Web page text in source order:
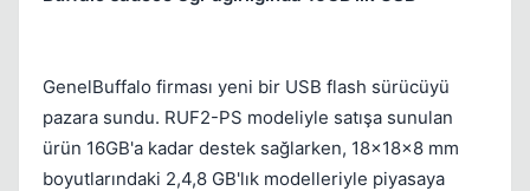
GenelBuffalo firması yeni bir USB flash sürücüyü
pazara sundu. RUF2-PS modeliyle satışa sunulan
ürün 16GB'a kadar destek sağlarken, 18x18x8 mm
boyutlarındaki 2,4,8 GB'lık modelleriyle piyasaya